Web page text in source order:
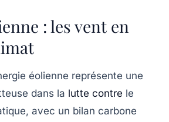
: les vent en
éolienne représente une
dans la lutte contre le
avec un bilan carbone